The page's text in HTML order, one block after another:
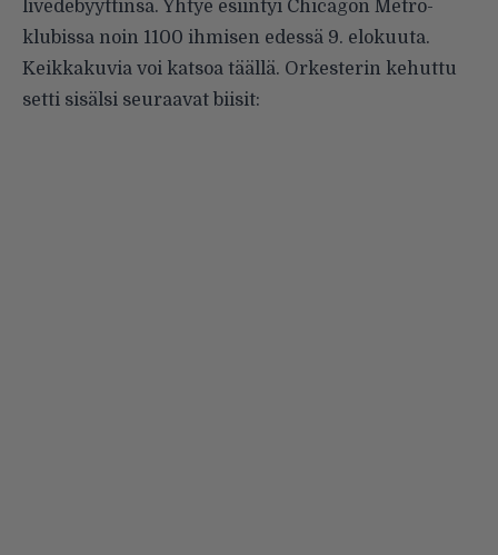
livedebyyttinsä. Yhtye esiintyi Chicagon Metro-
klubissa noin 1100 ihmisen edessä 9. elokuuta.
Keikkakuvia voi katsoa täällä. Orkesterin kehuttu
setti sisälsi seuraavat biisit: